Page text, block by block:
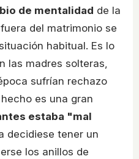
de mentalidad de la
del matrimonio se
habitual. Es lo
las madres solteras,
sufrían rechazo
es una gran
estaba "mal
decidiese tener un
los anillos de